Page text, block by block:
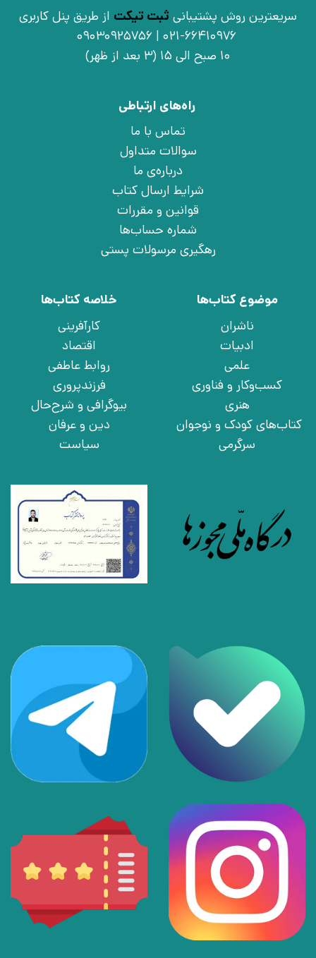
سریعترین روش پشتیبانی ثبت تیکت از طریق پنل کاربری
021-66410976 | 09030925756
10 صبح الی 15 (3 بعد از ظهر)
راه‌های ارتباطی
تماس با ما
سوالات متداول
درباره‌ی ما
شرایط ارسال کتاب
قوانین و مقررات
شماره حساب‌ها
رهگیری مرسولات پستی
موضوع کتاب‌ها
ناشران
ادبیات
علمی
کسب‌وکار و فناوری
هنری
کتاب‌های کودک و نوجوان
سرگرمی
خلاصه کتاب‌ها
کارآفرینی
اقتصاد
روابط عاطفی
فرزندپروری
بیوگرافی و شرح‌حال
دین و عرفان
سیاست